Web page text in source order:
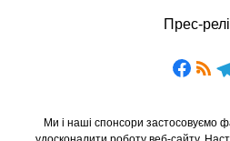
Прес-
Ми і наші спонсори застосовуємо